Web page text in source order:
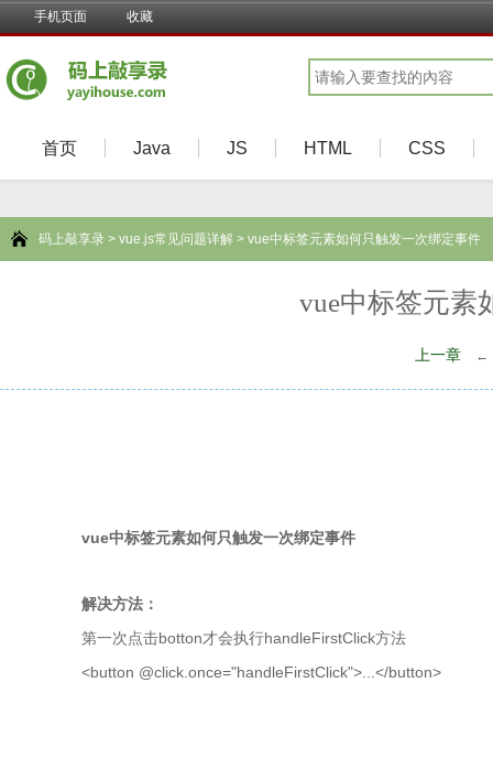
手机页面 收藏
首页 Java JS HTML CSS
码上敲享录 > vue.js常见问题详解 > vue中标签元素如何只触发一次绑定事件
vue中标签元素
上一章 ←
vue中标签元素如何只触发一次绑定事件
解决方法：
第一次点击botton才会执行handleFirstClick方法
<button @click.once="handleFirstClick">...</button>